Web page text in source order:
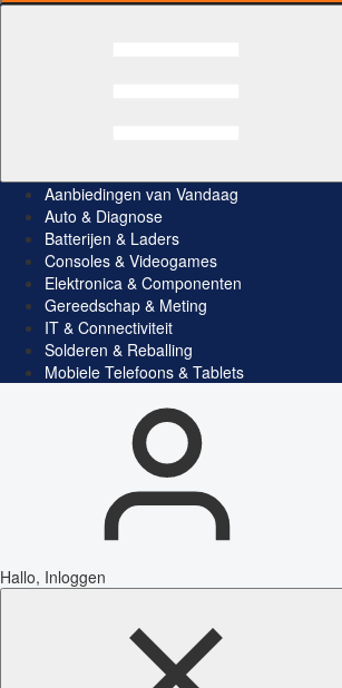
Aanbiedingen van Vandaag
Auto & Diagnose
Batterijen & Laders
Consoles & Videogames
Elektronica & Componenten
Gereedschap & Meting
IT & Connectiviteit
Solderen & Reballing
Mobiele Telefoons & Tablets
Hallo, Inloggen